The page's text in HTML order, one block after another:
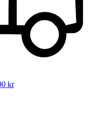
kr